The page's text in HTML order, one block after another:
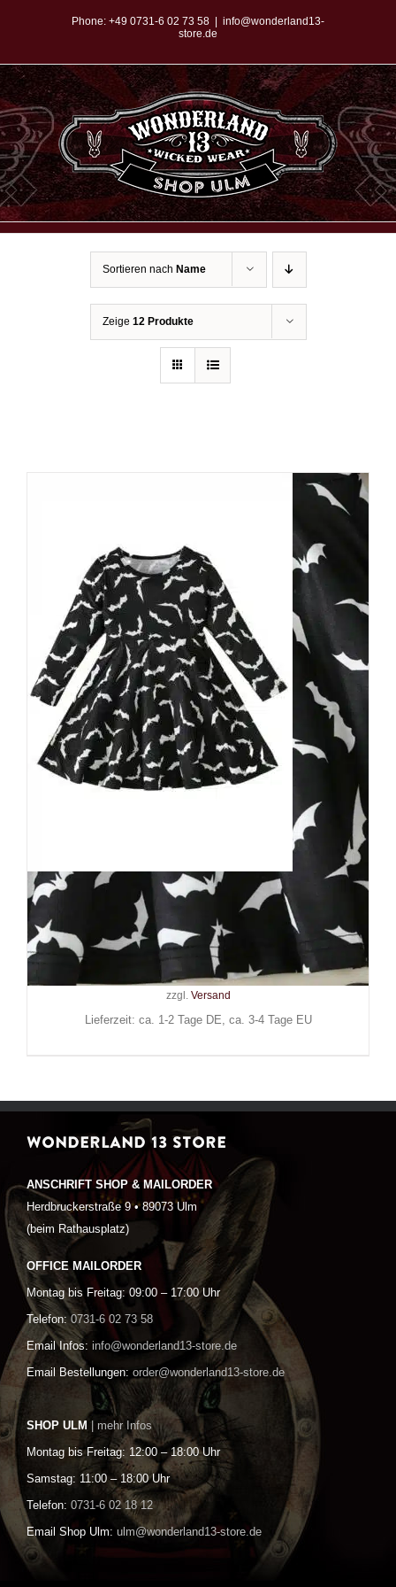
springen
Phone: +49 0731-6 02 73 58
info@wonderland13-
store.de
Sortieren nach Name
Zeige 12 Produkte
Mad Moonshine Kleid Army of
Bats
29,90€
Inkl. MwSt.
zzgl. Versand
Lieferzeit: ca. 1-2 Tage DE, ca. 3-4 Tage EU
WONDERLAND 13 STORE
ANSCHRIFT SHOP & MAILORDER
Herdbruckerstraße 9 • 89073 Ulm
(beim Rathausplatz)
OFFICE MAILORDER
Montag bis Freitag: 09:00 – 17:00 Uhr
Telefon: 0731-6 02 73 58
Email Infos: info@wonderland13-store.de
Email Bestellungen: order@wonderland13-store.de
SHOP ULM | mehr Infos
Montag bis Freitag: 12:00 – 18:00 Uhr
Samstag: 11:00 – 18:00 Uhr
Telefon: 0731-6 02 18 12
Email Shop Ulm: ulm@wonderland13-store.de